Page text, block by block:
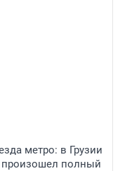
метро: в Грузии
произошел полный